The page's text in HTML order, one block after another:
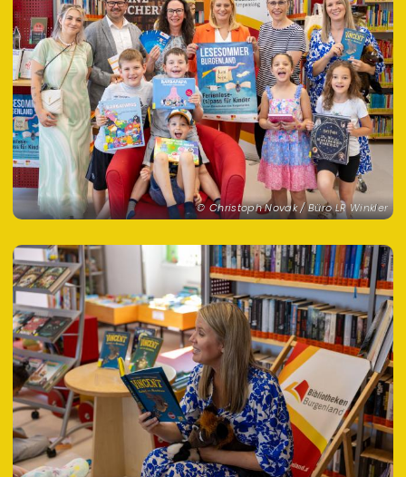
Christoph Novak / Büro LR Winkler